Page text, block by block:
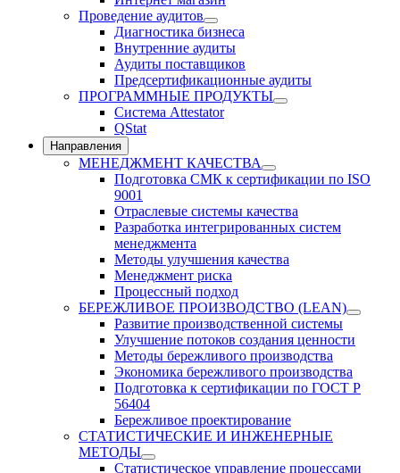
Проведение аудитов
Диагностика бизнеса
Внутренние аудиты
Аудиты поставщиков
Предсертификационные аудиты
ПРОГРАММНЫЕ ПРОДУКТЫ
Система Attestator
QStat
Направления
МЕНЕДЖМЕНТ КАЧЕСТВА
Подготовка СМК к сертификации по ISO
9001
Отраслевые системы качества
Разработка интегрированных систем
менеджмента
Методы улучшения качества
Менеджмент риска
Процессный подход
БЕРЕЖЛИВОЕ ПРОИЗВОДСТВО (LEAN)
Развитие производственной системы
Улучшение потоков создания ценности
Методы бережливого производства
Экономика бережливого производства
Подготовка к сертификации по ГОСТ Р
56404
Бережливое проектирование
СТАТИСТИЧЕСКИЕ И ИНЖЕНЕРНЫЕ
МЕТОДЫ
Статистическое управление процессами